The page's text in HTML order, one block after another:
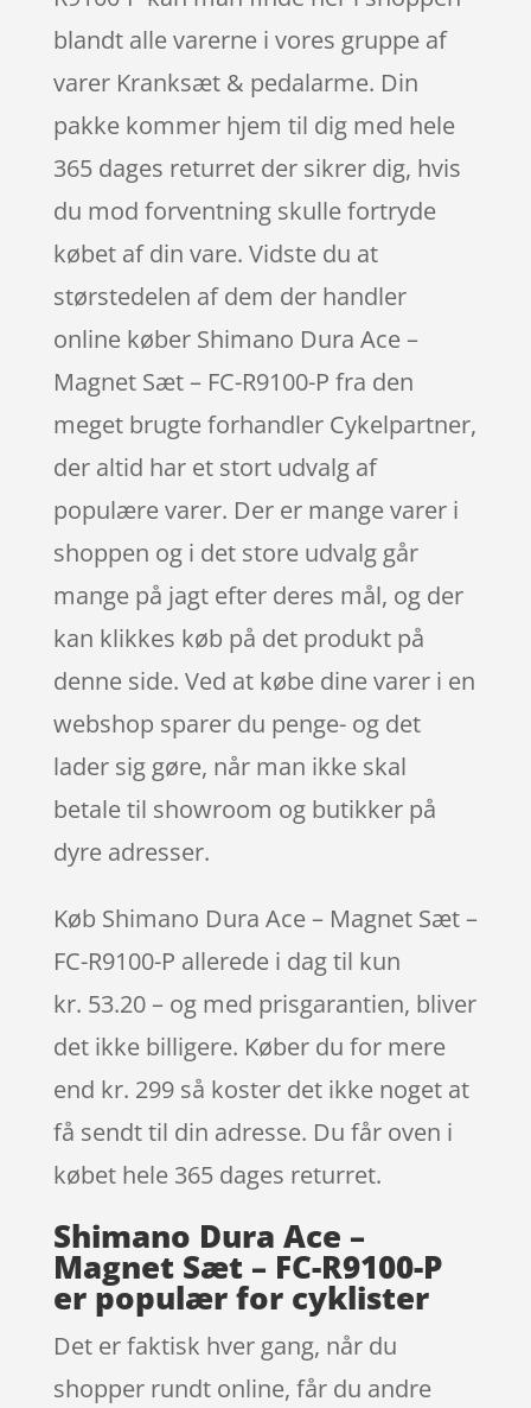
blandt alle varerne i vores gruppe af
varer Kranksæt & pedalarme. Din
pakke kommer hjem til dig med hele
365 dages returret der sikrer dig, hvis
du mod forventning skulle fortryde
købet af din vare. Vidste du at
størstedelen af dem der handler
online køber Shimano Dura Ace –
Magnet Sæt – FC-R9100-P fra den
meget brugte forhandler Cykelpartner,
der altid har et stort udvalg af
populære varer. Der er mange varer i
shoppen og i det store udvalg går
mange på jagt efter deres mål, og der
kan klikkes køb på det produkt på
denne side. Ved at købe dine varer i en
webshop sparer du penge- og det
lader sig gøre, når man ikke skal
betale til showroom og butikker på
dyre adresser.
Køb Shimano Dura Ace – Magnet Sæt –
FC-R9100-P allerede i dag til kun
kr. 53.20 – og med prisgarantien, bliver
det ikke billigere. Køber du for mere
end kr. 299 så koster det ikke noget at
få sendt til din adresse. Du får oven i
købet hele 365 dages returret.
Shimano Dura Ace –
Magnet Sæt – FC-R9100-P
er populær for cyklister
Det er faktisk hver gang, når du
shopper rundt online, får du andre